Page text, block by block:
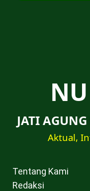
JATI
Aktual,
Tentang Kami
Redaksi